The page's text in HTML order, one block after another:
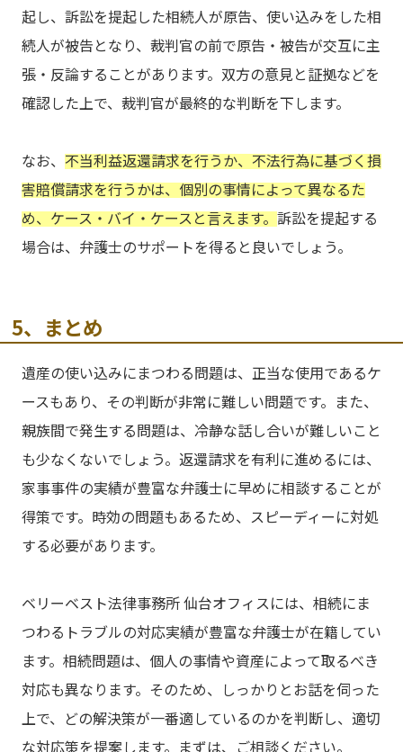
起し、訴訟を提起した相続人が原告、使い込みをした相
続人が被告となり、裁判官の前で原告・被告が交互に主
張・反論することがあります。双方の意見と証拠などを
確認した上で、裁判官が最終的な判断を下します。
なお、 不当利益返還請求を行うか、不法行為に基づく損
害賠償請求を行うかは、個別の事情によって異なるた
め、ケース・バイ・ケースと言えます。訴訟を提起する
場合は、弁護士のサポートを得ると良いでしょう。
5、まとめ
遺産の使い込みにまつわる問題は、正当な使用であるケ
ースもあり、その判断が非常に難しい問題です。また、
親族間で発生する問題は、冷静な話し合いが難しいこと
も少なくないでしょう。返還請求を有利に進めるには、
家事事件の実績が豊富な弁護士に早めに相談することが
得策です。時効の問題もあるため、スピーディーに対処
する必要があります。
ベリーベスト法律事務所 仙台オフィスには、相続にま
つわるトラブルの対応実績が豊富な弁護士が在籍してい
ます。相続問題は、個人の事情や資産によって取るべき
対応も異なります。そのため、しっかりとお話を伺った
上で、どの解決策が一番適しているのかを判断し、適切
な対応策を提案します。まずは、ご相談ください。